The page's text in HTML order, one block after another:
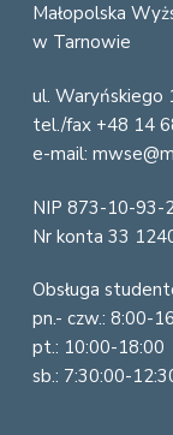
Małopolska
w Tarnowie
ul. Waryńskiego
tel./fax +48 14
e-mail:
NIP 873-10-93-
Nr konta 33
Obsługa
pn.- czw.: 8:00-
pt.: 10:00-18:00
sb.: 7:30:00-